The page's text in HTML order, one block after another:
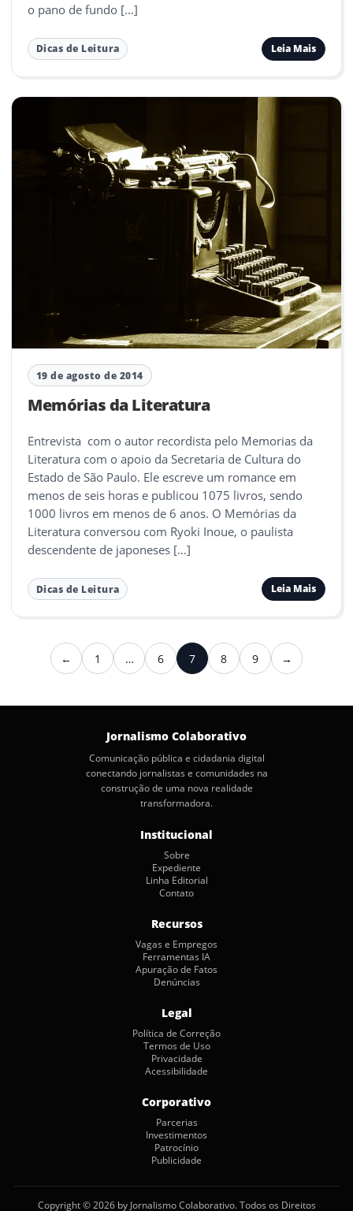
o pano de fundo […]
Dicas de Leitura Leia Mais
19 de agosto de 2014
Memórias da Literatura
Entrevista com o autor recordista pelo Memorias da
Literatura com o apoio da Secretaria de Cultura do
Estado de São Paulo. Ele escreve um romance em
menos de seis horas e publicou 1075 livros, sendo
1000 livros em menos de 6 anos. O Memórias da
Literatura conversou com Ryoki Inoue, o paulista
descendente de japoneses […]
Dicas de Leitura Leia Mais
Paginação
←Anterior
1 … 6 7 8 9 →Próximo
Jornalismo Colaborativo
Comunicação pública e cidadania digital
conectando jornalistas e comunidades na
construção de uma nova realidade
transformadora.
Institucional
Sobre
Expediente
Linha Editorial
Contato
Recursos
Vagas e Empregos
Ferramentas IA
Apuração de Fatos
Denúncias
Legal
Política de Correção
Termos de Uso
Privacidade
Acessibilidade
Corporativo
Parcerias
Investimentos
Patrocínio
Publicidade
Copyright © 2026 by Jornalismo Colaborativo. Todos os Direitos